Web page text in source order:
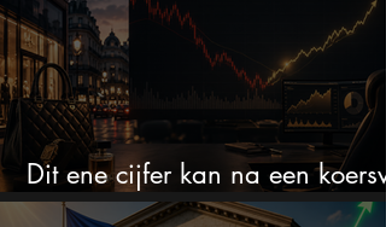
Dit ene cijfer kan na een
van 50% alles veranderen